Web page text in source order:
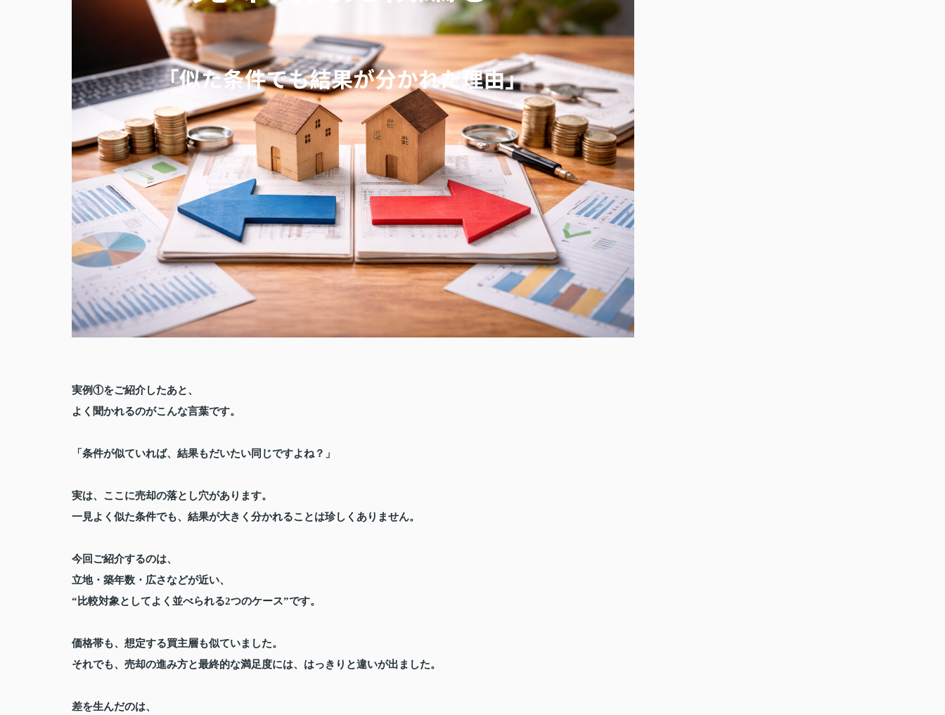
実例①をご紹介したあと、
よく聞かれるのがこんな言葉です。
「条件が似ていれば、結果もだいたい同じですよね？」
実は、ここに売却の落とし穴があります。
一見よく似た条件でも、結果が大きく分かれることは珍しくありません。
今回ご紹介するのは、
立地・築年数・広さなどが近い、
“比較対象としてよく並べられる2つのケース”です。
価格帯も、想定する買主層も似ていました。
それでも、売却の進み方と最終的な満足度には、はっきりと違いが出ました。
差を生んだのは、